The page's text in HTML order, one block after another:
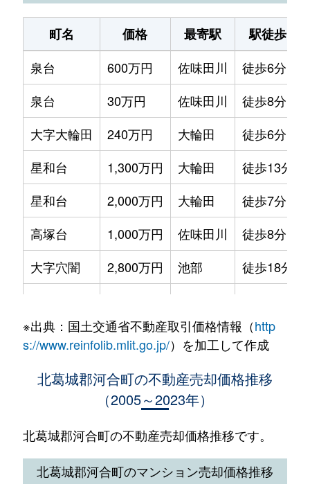
町名 価格 最寄駅 駅徒歩
泉台
600万円 佐味田川 徒歩6分
泉台
30万円 佐味田川 徒歩8分
大字大輪田
240万円 大輪田 徒歩6分
星和台
1,300万円 大輪田 徒歩13分
星和台
2,000万円 大輪田 徒歩7分
高塚台
1,000万円 佐味田川 徒歩8分
大字穴闇
2,800万円 池部 徒歩18分
広瀬台
1,700万円 佐味田川 徒歩9分
※出典：国土交通省不動産取引価格情報（http
s://www.reinfolib.mlit.go.jp/）を加工して作成
北葛城郡河合町の不動産売却価格推移
（2005～2023年）
北葛城郡河合町の不動産売却価格推移です。
北葛城郡河合町のマンション売却価格推移